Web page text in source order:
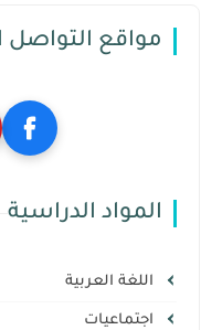
مواقع التواصل
المواد الدراسية
اللغة العربية
اجتماعيات